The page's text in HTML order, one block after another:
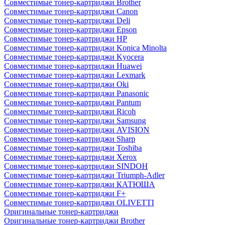
Совместимые тонер-картриджи Brother
Совместимые тонер-картриджи Canon
Совместимые тонер-картриджи Deli
Совместимые тонер-картриджи Epson
Совместимые тонер-картриджи HP
Совместимые тонер-картриджи Konica Minolta
Совместимые тонер-картриджи Kyocera
Совместимые тонер-картриджи Huawei
Совместимые тонер-картриджи Lexmark
Совместимые тонер-картриджи Oki
Совместимые тонер-картриджи Panasonic
Совместимые тонер-картриджи Pantum
Совместимые тонер-картриджи Ricoh
Совместимые тонер-картриджи Samsung
Совместимые тонер-картриджи AVISION
Совместимые тонер-картриджи Sharp
Совместимые тонер-картриджи Toshiba
Совместимые тонер-картриджи Xerox
Совместимые тонер-картриджи SINDOH
Совместимые тонер-картриджи Triumph-Adler
Совместимые тонер-картриджи КАТЮША
Совместимые тонер-картриджи F+
Совместимые тонер-картриджи OLIVETTI
Оригинальные тонер-картриджи
Оригинальные тонер-картриджи Brother